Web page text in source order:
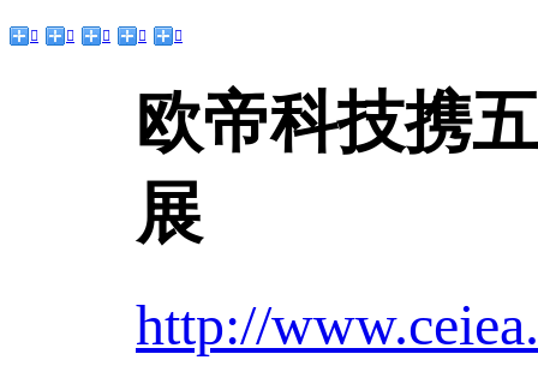
    
欧帝科技携
展
http://